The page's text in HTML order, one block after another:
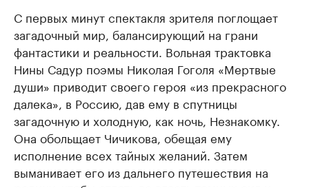
С первых минут спектакля зрителя поглощает
загадочный мир, балансирующий на грани
фантастики и реальности. Вольная трактовка
Нины Садур поэмы Николая Гоголя «Мертвые
души» приводит своего героя «из прекрасного
далека», в Россию, дав ему в спутницы
загадочную и холодную, как ночь, Незнакомку.
Она обольщает Чичикова, обещая ему
исполнение всех тайных желаний. Затем
выманивает его из дальнего путешествия на